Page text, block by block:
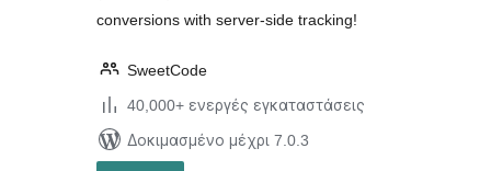
conversions with server-side tracking!
SweetCode
40,000+ ενεργές εγκαταστάσεις
Δοκιμασμένο μέχρι 7.0.3